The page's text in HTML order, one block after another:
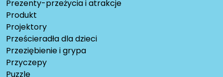
Prezenty-przeżycia i atrakcje
Produkt
Projektory
Prześcieradła dla dzieci
Przeziębienie i grypa
Przyczepy
Puzzle